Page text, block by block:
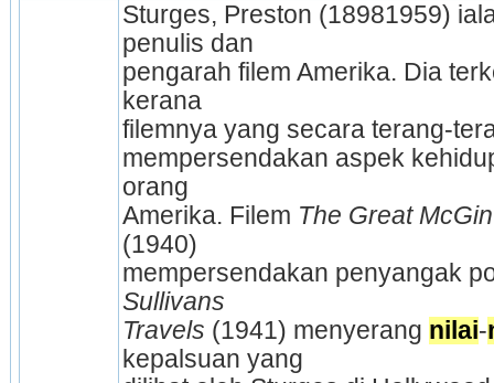
Sturges, Preston (18981959)
penulis dan
pengarah filem Amerika. Dia
kerana
filemnya yang secara terang-
mempersendakan aspek
orang
Amerika. Filem
(1940)
Sullivans
Travels (1941) menyerang nilai-
kepalsuan yang